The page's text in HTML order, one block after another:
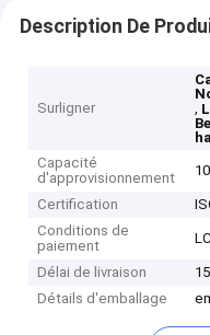
Description De
Surligner
,
Capacité
d'approvisionnement
Certification
Conditions de
paiement
Délai de livraison
Détails d'emballage